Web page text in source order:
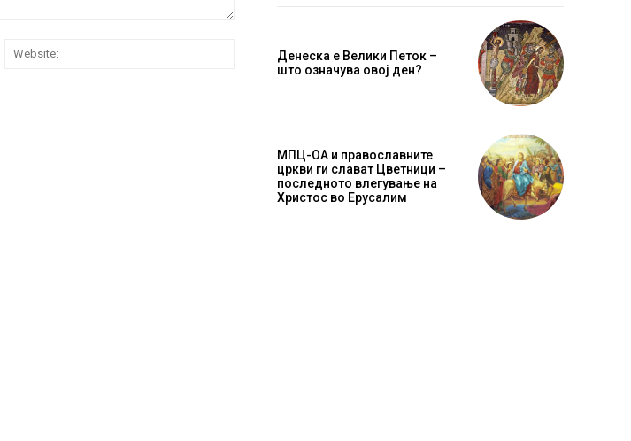
Website:
Денеска е Велики Петок –
што означува овој ден?
МПЦ-ОА и православните
цркви ги слават Цветници –
последното влегување на
Христос во Ерусалим